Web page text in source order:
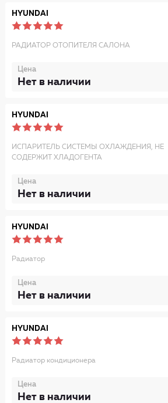
HYUNDAI
РАДИАТОР ОТОПИТЕЛЯ САЛОНА
Цена
Нет в наличии
HYUNDAI
ИСПАРИТЕЛЬ СИСТЕМЫ ОХЛАЖДЕНИЯ, НЕ
СОДЕРЖИТ ХЛАДОГЕНТА
Цена
Нет в наличии
HYUNDAI
Радиатор
Цена
Нет в наличии
HYUNDAI
Радиатор кондиционера
Цена
Нет в наличии